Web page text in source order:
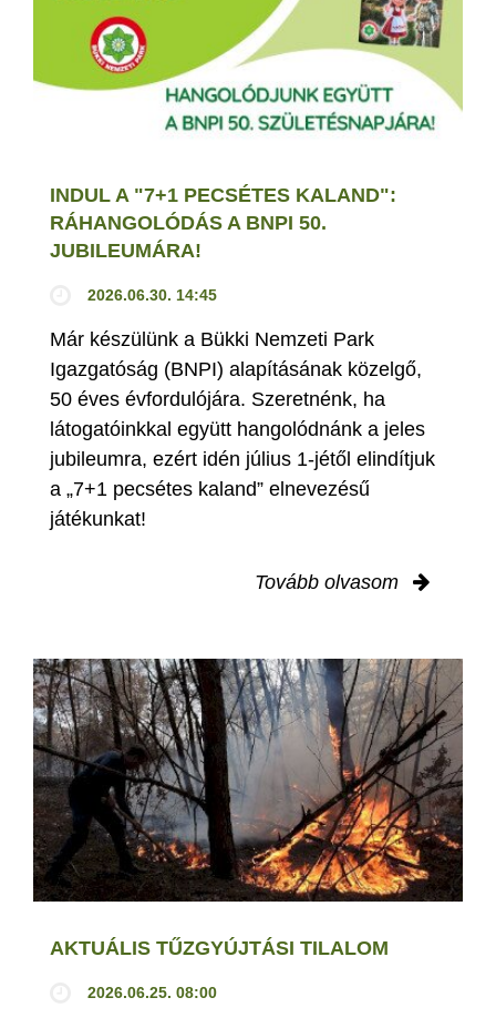
INDUL A "7+1 PECSÉTES KALAND":
RÁHANGOLÓDÁS A BNPI 50.
JUBILEUMÁRA!
2026.06.30. 14:45
Már készülünk a Bükki Nemzeti Park
Igazgatóság (BNPI) alapításának közelgő,
50 éves évfordulójára. Szeretnénk, ha
látogatóinkkal együtt hangolódnánk a jeles
jubileumra, ezért idén július 1-jétől elindítjuk
a „7+1 pecsétes kaland” elnevezésű
játékunkat!
Tovább olvasom
AKTUÁLIS TŰZGYÚJTÁSI TILALOM
2026.06.25. 08:00